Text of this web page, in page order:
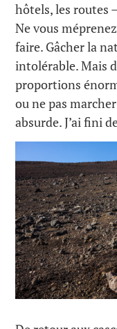
hôtels, les routes
Ne vous
faire. Gâcher la
intolérable. Mais
proportions
ou ne pas
absurde. J’ai fini